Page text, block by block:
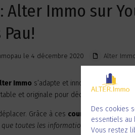
Des cookies
essentiels au
Vous restez
Alter Immo sur
le 4 décembre 2020 Alter
Immo s’adapte et innove en cette
et originale pour découvrir ses biens
Grâce à ces courtes vidéos,
toutes les informations techniques,